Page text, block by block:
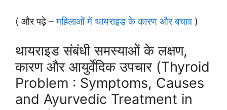
( और पढ़े –महिलाओं में थायराइड के कारण और बचाव)
थायराइड संबंधी समस्याओं के लक्षण,
कारण और आयुर्वेदिक उपचार (Thyroid
Problem : Symptoms, Causes
and Ayurvedic Treatment in